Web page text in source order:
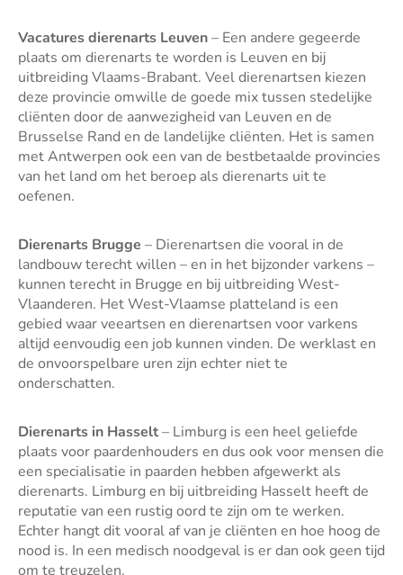
Vacatures dierenarts Leuven– Een andere gegeerde
plaats om dierenarts te worden is Leuven en bij
uitbreiding Vlaams-Brabant. Veel dierenartsen kiezen
deze provincie omwille de goede mix tussen stedelijke
cliënten door de aanwezigheid van Leuven en de
Brusselse Rand en de landelijke cliënten. Het is samen
met Antwerpen ook een van de bestbetaalde provincies
van het land om het beroep als dierenarts uit te
oefenen.
Dierenarts Brugge – Dierenartsen die vooral in de
landbouw terecht willen – en in het bijzonder varkens –
kunnen terecht in Brugge en bij uitbreiding West-
Vlaanderen. Het West-Vlaamse platteland is een
gebied waar veeartsen en dierenartsen voor varkens
altijd eenvoudig een job kunnen vinden. De werklast en
de onvoorspelbare uren zijn echter niet te
onderschatten.
Dierenarts in Hasselt– Limburg is een heel geliefde
plaats voor paardenhouders en dus ook voor mensen die
een specialisatie in paarden hebben afgewerkt als
dierenarts. Limburg en bij uitbreiding Hasselt heeft de
reputatie van een rustig oord te zijn om te werken.
Echter hangt dit vooral af van je cliënten en hoe hoog de
nood is. In een medisch noodgeval is er dan ook geen tijd
om te treuzelen.